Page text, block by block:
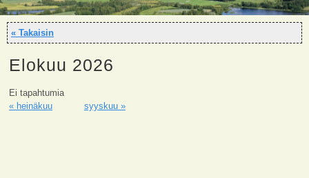
« Takaisin
Elokuu 2026
Ei tapahtumia
« heinäkuu
syyskuu »